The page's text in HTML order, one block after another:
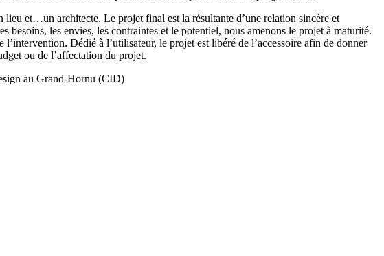
et…un architecte. Le projet final est la résultante d’une relation sincère et
les envies, les contraintes et le potentiel, nous amenons le projet à maturité.
Dédié à l’utilisateur, le projet est libéré de l’accessoire afin de donner
ou de l’affectation du projet.
au Grand-Hornu (CID)